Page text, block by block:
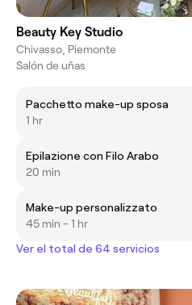
Beauty Key Studio
Chivasso, Piemonte
Salón de uñas
Pacchetto make-up sposa
1 hr
Epilazione con Filo Arabo
20 min
Make-up personalizzato
45 min - 1 hr
Ver el total de 64 servicios